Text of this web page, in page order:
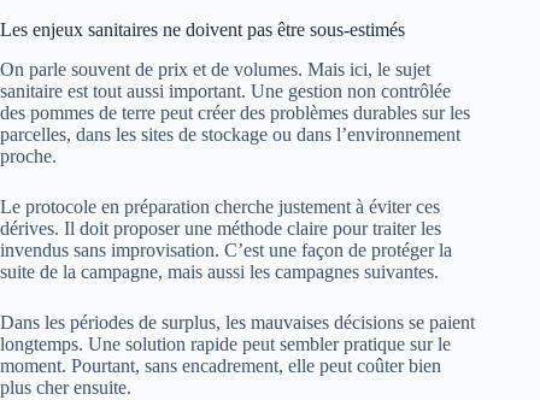
Les enjeux sanitaires ne doivent pas être sous-estimés
On parle souvent de prix et de volumes. Mais ici, le sujet
sanitaire est tout aussi important. Une gestion non contrôlée
des pommes de terre peut créer des problèmes durables sur les
parcelles, dans les sites de stockage ou dans l’environnement
proche.
Le protocole en préparation cherche justement à éviter ces
dérives. Il doit proposer une méthode claire pour traiter les
invendus sans improvisation. C’est une façon de protéger la
suite de la campagne, mais aussi les campagnes suivantes.
Dans les périodes de surplus, les mauvaises décisions se paient
longtemps. Une solution rapide peut sembler pratique sur le
moment. Pourtant, sans encadrement, elle peut coûter bien
plus cher ensuite.